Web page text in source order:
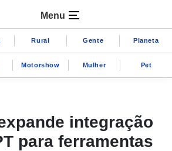
Menu
Rural Gente Planeta
Motorshow Mulher Pet
integração
para ferramentas